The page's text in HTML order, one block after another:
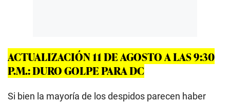
ACTUALIZACIÓN 11 DE AGOSTO A LAS 9:30
P.M.: DURO GOLPE PARA DC
Si bien la mayoría de los despidos parecen haber